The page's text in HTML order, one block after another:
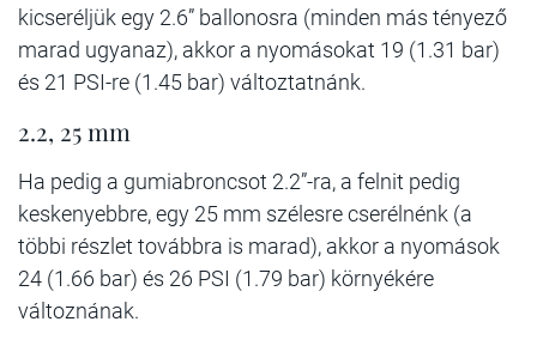
kicseréljük egy 2.6” ballonosra (minden más tényező
marad ugyanaz), akkor a nyomásokat 19 (1.31 bar)
és 21 PSI-re (1.45 bar) változtatnánk.
2.2, 25 mm
Ha pedig a gumiabroncsot 2.2”-ra, a felnit pedig
keskenyebbre, egy 25 mm szélesre cserélnénk (a
többi részlet továbbra is marad), akkor a nyomások
24 (1.66 bar) és 26 PSI (1.79 bar) környékére
változnának.